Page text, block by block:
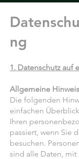
ng
1. Datenschutz auf
Allgemeine
Die folgenden
einfachen
Ihren
passiert, wenn Sie
besuchen.
sind alle Daten, mit